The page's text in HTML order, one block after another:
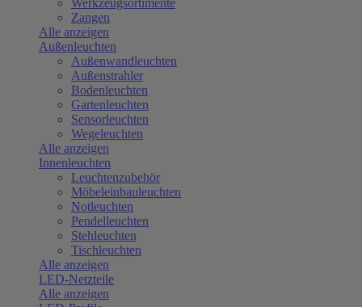
Werkzeugsortimente
Zangen
Alle anzeigen
Außenleuchten
Außenwandleuchten
Außenstrahler
Bodenleuchten
Gartenleuchten
Sensorleuchten
Wegeleuchten
Alle anzeigen
Innenleuchten
Leuchtenzubehör
Möbeleinbauleuchten
Notleuchten
Pendelleuchten
Stehleuchten
Tischleuchten
Alle anzeigen
LED-Netzteile
Alle anzeigen